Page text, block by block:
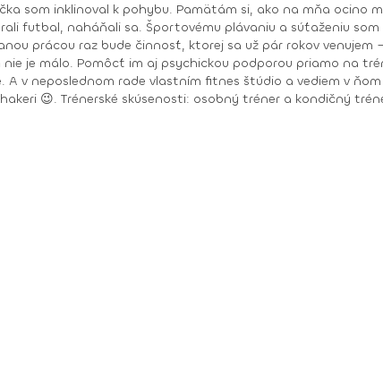
som inklinoval k pohybu. Pamätám si, ako na mňa ocino
futbal, naháňali sa. Športovému plávaniu a súťaženiu
prácou raz bude činnosť, ktorej sa už pár rokov
je málo. Pomôcť im aj psychickou podporou priamo na
v neposlednom rade vlastním fitnes štúdio a vediem v
Levice v r. 2009 –